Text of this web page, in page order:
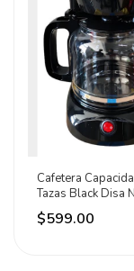
Cafetera
Tazas Black Disa
$599.00